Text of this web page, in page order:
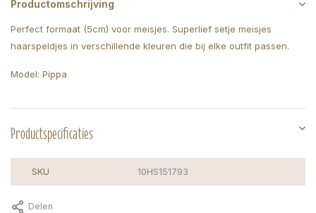
Productomschrijving
Perfect formaat (5cm) voor meisjes. Superlief setje meisjes
haarspeldjes in verschillende kleuren die bij elke outfit passen.
Model: Pippa
Productspecificaties
SKU 10HS151793
Delen